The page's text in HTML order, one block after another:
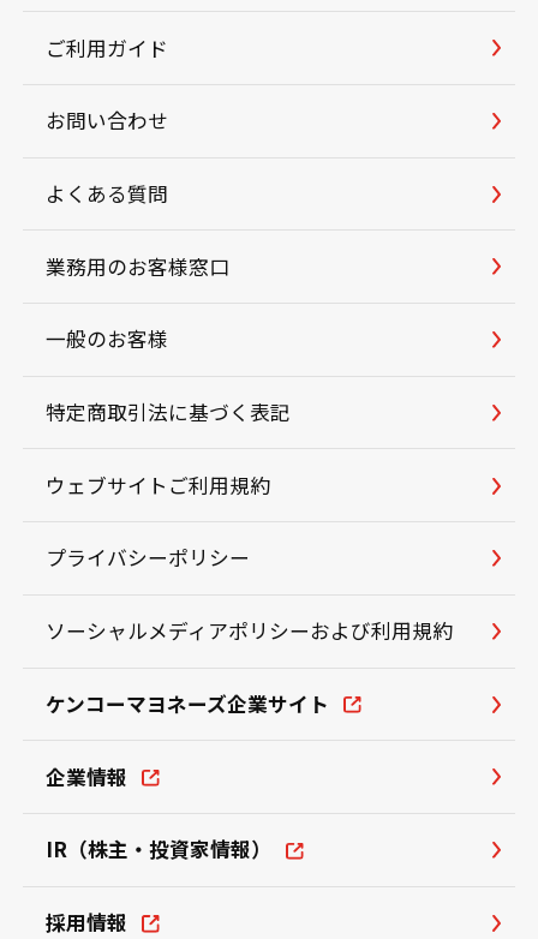
ご利用ガイド
お問い合わせ
よくある質問
業務用のお客様窓口
一般のお客様
特定商取引法に基づく表記
ウェブサイトご利用規約
プライバシーポリシー
ソーシャルメディアポリシーおよび利用規約
ケンコーマヨネーズ企業サイト
企業情報
IR（株主・投資家情報）
採用情報